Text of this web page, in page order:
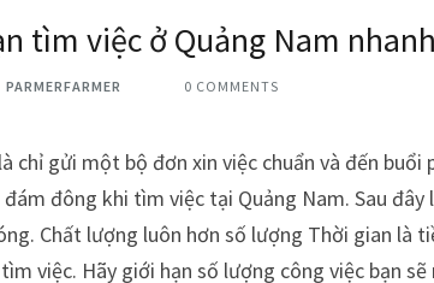
tìm việc ở Quảng Nam
PARMERFARMER 0 COMMENTS
chỉ gửi một bộ đơn xin việc chuẩn và đến buổi
đông khi tìm việc tại Quảng Nam. Sau đây
Chất lượng luôn hơn số lượng Thời gian là
việc. Hãy giới hạn số lượng công việc bạn